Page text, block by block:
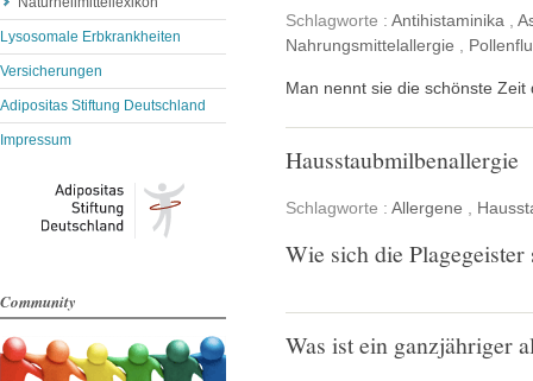
Lysosomale Erbkrankheiten
Versicherungen
Adipositas Stiftung Deutschland
Impressum
Community
Schlagworte : Antihistaminika ,
Nahrungsmittelallergie ,
Man nennt sie die schönste
Hausstaubmilbenallergie
Schlagworte : Allergene
Wie sich die Plagegeister
Was ist ein ganzjähriger